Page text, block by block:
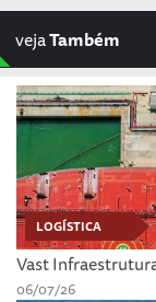
vejaTambém
LOGÍSTICA
Vast
06/07/26